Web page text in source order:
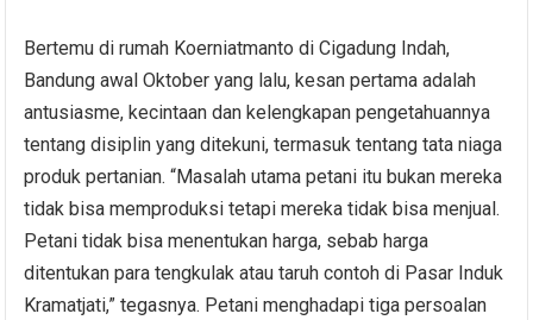
Bertemu di rumah Koerniatmanto di Cigadung Indah,
Bandung awal Oktober yang lalu, kesan pertama adalah
antusiasme, kecintaan dan kelengkapan pengetahuannya
tentang disiplin yang ditekuni, termasuk tentang tata niaga
produk pertanian. “Masalah utama petani itu bukan mereka
tidak bisa memproduksi tetapi mereka tidak bisa menjual.
Petani tidak bisa menentukan harga, sebab harga
ditentukan para tengkulak atau taruh contoh di Pasar Induk
Kramatjati,” tegasnya. Petani menghadapi tiga persoalan